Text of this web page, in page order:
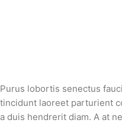
Purus lobortis senectus
tincidunt laoreet parturient
a duis hendrerit diam. A at